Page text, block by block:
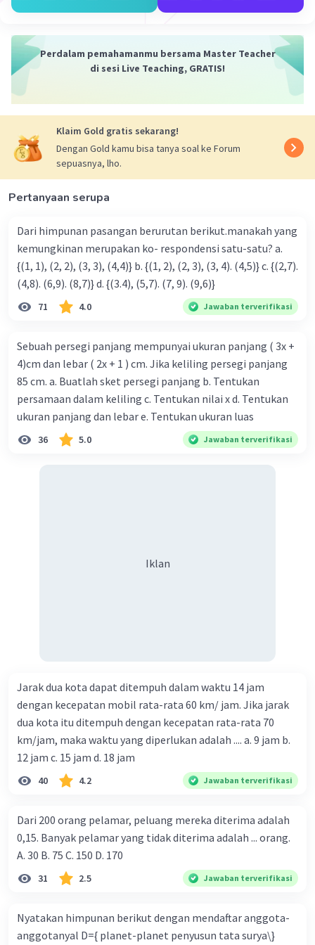
= ((7x3)/(2x3)-(5x2)/(3x2)) x 3/4
= (21/6 - 10/6) x 3/4
= 33/24
= 24/24 + 9/24
= 1 9/24
= 1 3/8
Jadi hasilnya adalah 1 3/8
Beri Rating·0.0(0 ) Balas
Iklan
Perdalam pemahamanmu bersama Master Teacher
di sesi Live Teaching, GRATIS!
Klaim Gold gratis sekarang!
Dengan Gold kamu bisa tanya soal ke Forum
sepuasnya, lho.
Pertanyaan serupa
Dari himpunan pasangan berurutan berikut.manakah yang
kemungkinan merupakan ko- respondensi satu-satu? a.
{(1, 1), (2, 2), (3, 3), (4,4)} b. {(1, 2), (2, 3), (3, 4). (4,5)} c. {(2,7).
(4,8). (6,9). (8,7)} d. {(3.4), (5,7). (7, 9). (9,6)}
71 4.0 Jawaban terverifikasi
Sebuah persegi panjang mempunyai ukuran panjang ( 3x +
4)cm dan lebar ( 2x + 1 ) cm. Jika keliling persegi panjang
85 cm. a. Buatlah sket persegi panjang b. Tentukan
persamaan dalam keliling c. Tentukan nilai x d. Tentukan
ukuran panjang dan lebar e. Tentukan ukuran luas
36 5.0 Jawaban terverifikasi
Iklan
Jarak dua kota dapat ditempuh dalam waktu 14 jam
dengan kecepatan mobil rata-rata 60 km/ jam. Jika jarak
dua kota itu ditempuh dengan kecepatan rata-rata 70
km/jam, maka waktu yang diperlukan adalah .... a. 9 jam b.
12 jam c. 15 jam d. 18 jam
40 4.2 Jawaban terverifikasi
Dari 200 orang pelamar, peluang mereka diterima adalah
0,15. Banyak pelamar yang tidak diterima adalah ... orang.
A. 30 B. 75 C. 150 D. 170
31 2.5 Jawaban terverifikasi
Nyatakan himpunan berikut dengan mendaftar anggota-
anggotanyal D={ planet-planet penyusun tata surya\}